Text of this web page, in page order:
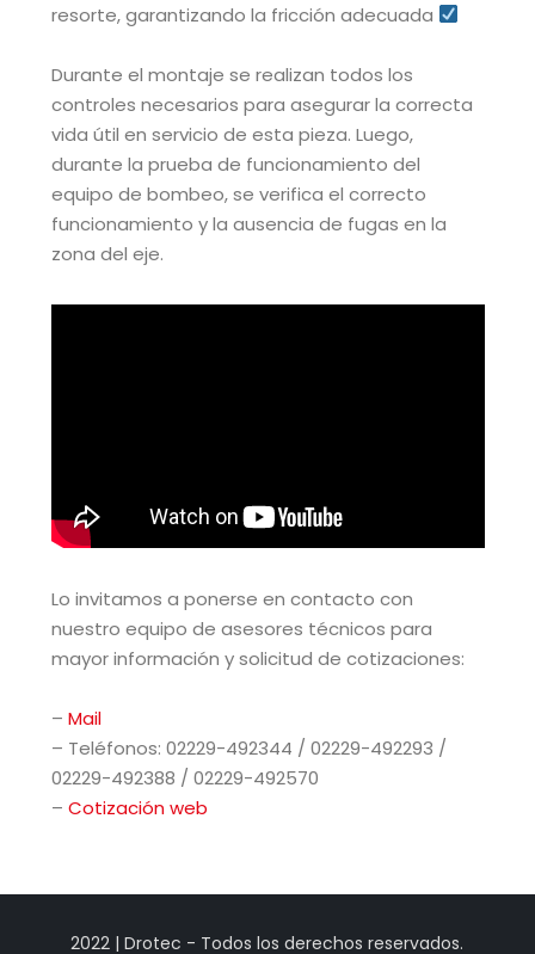
resorte, garantizando la fricción adecuada
Durante el montaje se realizan todos los
controles necesarios para asegurar la correcta
vida útil en servicio de esta pieza. Luego,
durante la prueba de funcionamiento del
equipo de bombeo, se verifica el correcto
funcionamiento y la ausencia de fugas en la
zona del eje.
Lo invitamos a ponerse en contacto con
nuestro equipo de asesores técnicos para
mayor información y solicitud de cotizaciones:
– Mail
– Teléfonos: 02229-492344 / 02229-492293 /
02229-492388 / 02229-492570
– Cotización web
2022 | Drotec - Todos los derechos reservados.